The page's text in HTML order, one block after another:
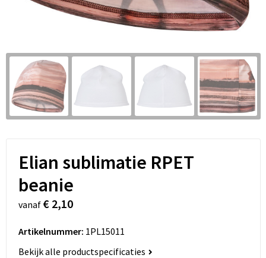
Elian sublimatie RPET
beanie
vanaf € 2,10
Artikelnummer: 1PL15011
Bekijk alle productspecificaties